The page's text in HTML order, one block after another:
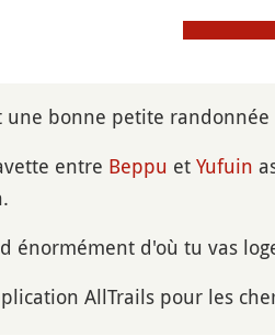
une bonne petite
entre Beppu et Yufuin
énormément d'où tu vas
AllTrails pour les